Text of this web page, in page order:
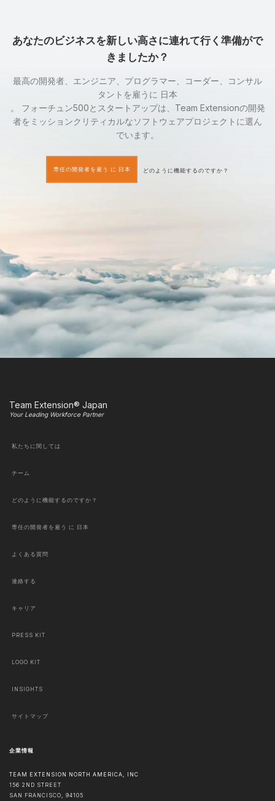
あなたのビジネスを新しい高さに連れて行く準備がで
きましたか？
最高の開発者、エンジニア、プログラマー、コーダー、コンサル
タントを雇うに 日本
。 フォーチュン500とスタートアップは、Team Extensionの開発
者をミッションクリティカルなソフトウェアプロジェクトに選ん
でいます。
専任の開発者を雇う に 日本 どのように機能するのですか？
Team Extension® Japan
Your Leading Workforce Partner
私たちに関しては
チーム
どのように機能するのですか？
専任の開発者を雇う に 日本
よくある質問
連絡する
キャリア
PRESS KIT
LOGO KIT
INSIGHTS
サイトマップ
企業情報
TEAM EXTENSION NORTH AMERICA, INC
156 2ND STREET
SAN FRANCISCO, 94105